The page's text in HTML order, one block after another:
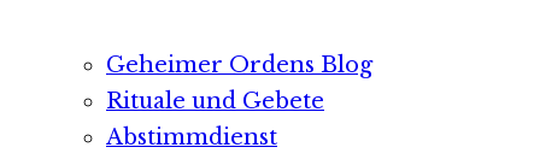
Geheimer Ordens Blog
Rituale und Gebete
Abstimmdienst